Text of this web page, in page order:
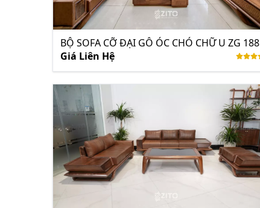
BỘ SOFA CỠ ĐẠI GỖ ÓC CHÓ CHỮ U ZG 188
Giá Liên Hệ